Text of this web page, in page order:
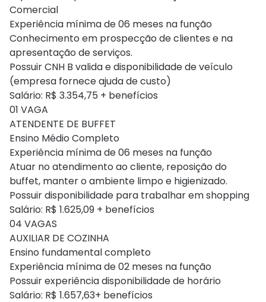
Comercial
Experiência mínima de 06 meses na função
Conhecimento em prospecção de clientes e na
apresentação de serviços.
Possuir CNH B valida e disponibilidade de veículo
(empresa fornece ajuda de custo)
Salário: R$ 3.354,75 + benefícios
01 VAGA
ATENDENTE DE BUFFET
Ensino Médio Completo
Experiência mínima de 06 meses na função
Atuar no atendimento ao cliente, reposição do
buffet, manter o ambiente limpo e higienizado.
Possuir disponibilidade para trabalhar em shopping
Salário: R$ 1.625,09 + benefícios
04 VAGAS
AUXILIAR DE COZINHA
Ensino fundamental completo
Experiência mínima de 02 meses na função
Possuir experiência disponibilidade de horário
Salário: R$ 1.657,63+ benefícios